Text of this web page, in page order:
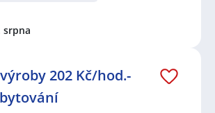
srpna
202 Kč/hod.-